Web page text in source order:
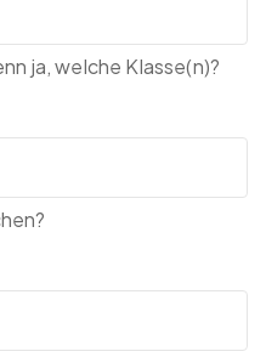
ja, welche Klasse(n)?